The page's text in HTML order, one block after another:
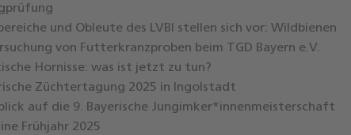
und Obleute des LVBI stellen sich vor: Wildbienen
von Futterkranzproben beim TGD Bayern e.V.
Hornisse: was ist jetzt zu tun?
Züchtertagung 2025 in Ingolstadt
auf die 9. Bayerische Jungimker*innenmeisterschaft
Frühjahr 2025